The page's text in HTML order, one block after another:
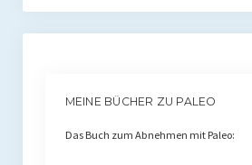
MEINE BÜCHER ZU PALEO
Das Buch zum Abnehmen mit Paleo: